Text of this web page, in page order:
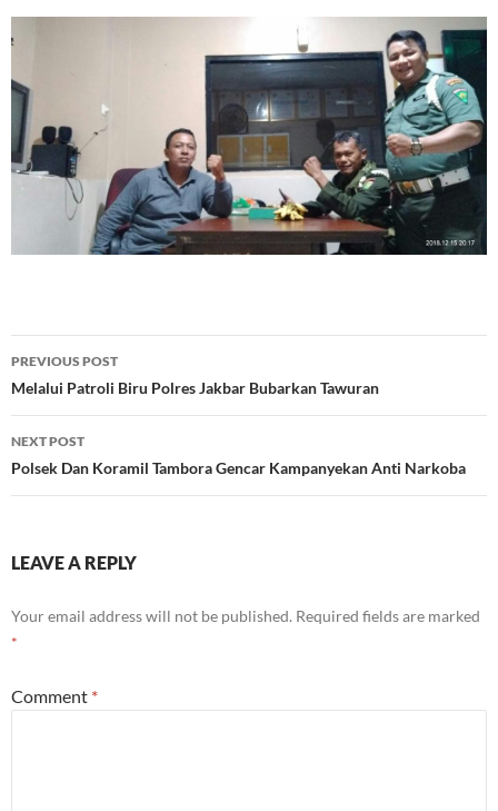
Post
navigation
PREVIOUS POST
Melalui Patroli Biru Polres Jakbar Bubarkan Tawuran
NEXT POST
Polsek Dan Koramil Tambora Gencar Kampanyekan Anti Narkoba
LEAVE A REPLY
Your email address will not be published. Required fields are marked
*
Comment *